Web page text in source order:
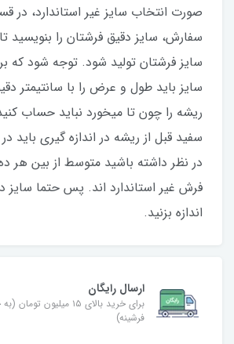
صورت انتخاب سایز غیر استاندارد،
سفارش، سایز دقیق فرشتان را بنویسید
سایز فرشتان تولید شود. توجه شود که
سایز باید طول و عرض را با سانتیمتر
ریشه را چون تا میخورد نباید حساب
سفید قبل از ریشه در اندازه گیری باید
در نظر داشته باشید متوسط از بین
فرش غیر استاندارد اند. پس حتما سایز
اندازه بزنید.
ارسال رایگان
برای خرید بالای ۱۵ میلیون
فرشینه)